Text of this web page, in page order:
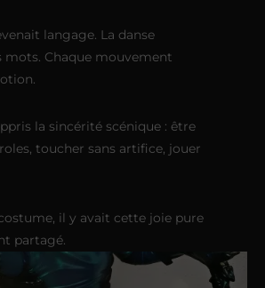
langage. La danse
mots. Chaque mouvement
la sincérité scénique : être
toucher sans artifice, jouer
il y avait cette joie pure
partagé.